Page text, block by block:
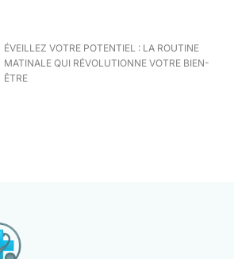
ÉVEILLEZ VOTRE POTENTIEL : LA ROUTINE
MATINALE QUI RÉVOLUTIONNE VOTRE BIEN-
ÊTRE